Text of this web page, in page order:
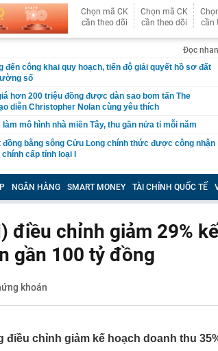
Chọn mã CK
cần theo dõi
Chọn mã CK
cần theo dõi
cần
Đọc
đến công khai quy hoạch, tiến độ giải quyết hồ sơ đất
số
hơn 200 triệu đồng được dàn sao bom tấn The
diễn Christopher Nolan cùng yêu thích
làm mô hình nhà miền Tây, thu gần nửa tỉ mỗi năm
đồng bằng sông Cửu Long chính thức được công nhận
cấp tỉnh loại I
nơi được tạp chí Mỹ đánh giá đẹp hơn cả Maldives và
loạt “ông lớn” Sun Group, Vingroup, BIM Group... chọn
thị trường đang triển khai đến đâu?
Bản thích đi nhà tắm công cộng?
Sun Group làm 2 khu đô thị 36.000 tỷ đồng tại tỉnh
triển khai Vùng phát thải thấp trong Vành đai 1
tuổi bị loãng xương, "thủ phạm" có liên quan đến
ở khu đô thị bị trộm mất 2 bánh
NGÂN HÀNG SMART MONEY TÀI CHÍNH QUỐC TẾ
điều chỉnh giảm 29%
gần 100 tỷ đồng
khoán
điều chỉnh giảm kế hoạch doanh thu